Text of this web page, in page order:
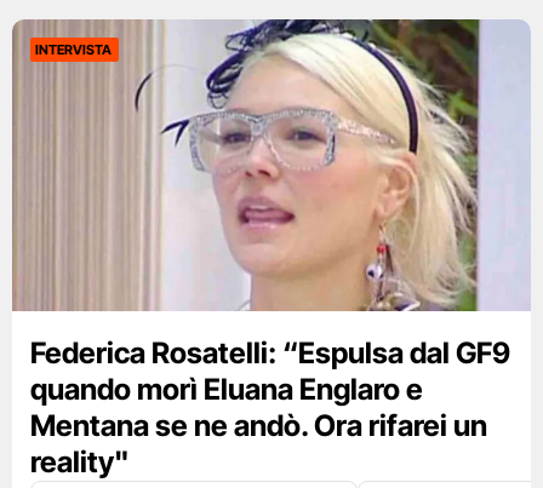
INTERVISTA
Federica Rosatelli: “Espulsa dal GF9
quando morì Eluana Englaro e
Mentana se ne andò. Ora rifarei un
reality"